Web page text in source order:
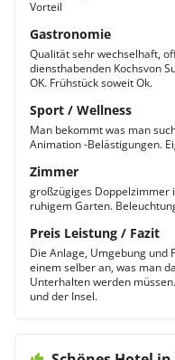
Vorteil
Gastronomie
Qualität sehr wechselhaft,
diensthabenden Kochsvon
OK. Frühstück soweit Ok.
Sport / Wellness
Man bekommt was man
Animation -Belästigungen.
Zimmer
großzügiges Doppelzimmer
ruhigem Garten.
Preis Leistung / Fazit
Die Anlage, Umgebung und
einem selber an, was man
Unterhalten werden
und der Insel.